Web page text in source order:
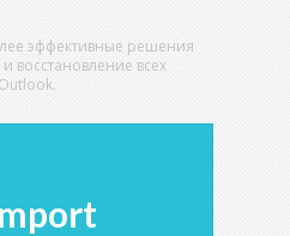
эффективные решения
восстановление всех